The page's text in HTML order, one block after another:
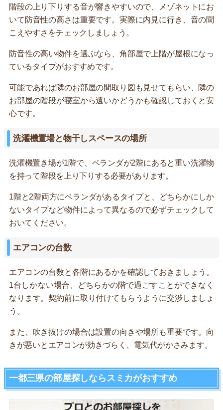
階段の上り下りする音が響きやすいので、メゾネットにお
いて防音性の高さは重要です。実際に内見に行き、音の聞
こえやすさをチェックしましょう。
防音性の高い物件を選ぶなら、角部屋で上階が屋根になっ
ているタイプがおすすめです。
可能であれば隣のお部屋の間取り図も見せてもらい、隣の
お部屋の階段が寝室から遠いかどうかも確認しておくと安
心です。
洗濯機置場と物干しスペースの場所
洗濯機置き場が1階で、ベランダが2階にあると重い洗濯物
を持って階段を上り下りする必要があります。
1階と2階両方にベランダがあるタイプと、どちらかにしか
ないタイプなど物件によって異なるので必ずチェックして
おいてください。
エアコンの台数
エアコンの台数と各階にあるかを確認しておきましょう。
1台しかない場合、どちらかの階で過ごすことができなく
なります。契約前に取り付けてもらうように交渉しましょ
う。
また、吹き抜けの場合は設置の向きや場所も重要です。向
きが悪いとエアコンが効きづらく、電気代がかさみます。
一都三県の部屋探しならスミカがおすすめ